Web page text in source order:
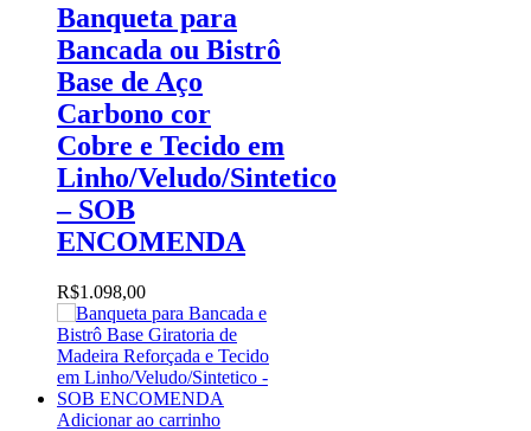
Banqueta para
Bancada ou Bistrô
Base de Aço
Carbono cor
Cobre e Tecido em
Linho/Veludo/Sintetico
– SOB
ENCOMENDA
R$1.098,00
Adicionar ao carrinho